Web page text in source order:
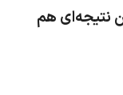
نتیجه‌اى هم